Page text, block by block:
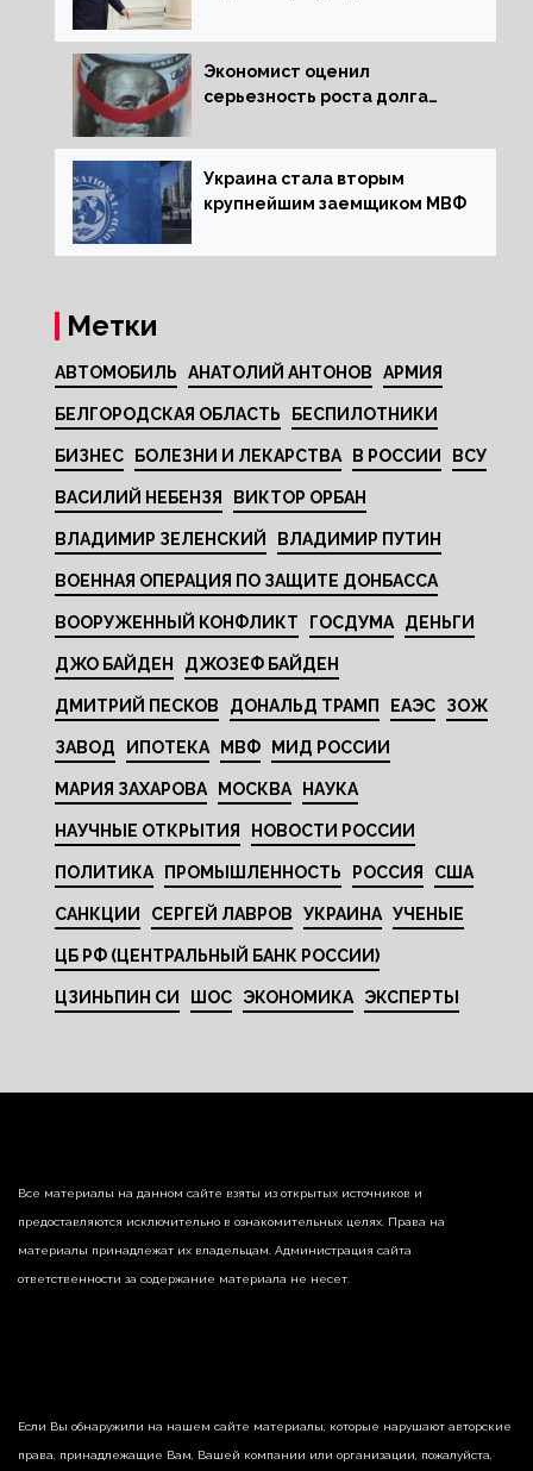
за мир
Экономист оценил
серьезность роста долга
Украина стала вторым
крупнейшим заемщиком МВФ
Метки
АВТОМОБИЛЬ АНАТОЛИЙ АНТОНОВ АРМИЯ
БЕЛГОРОДСКАЯ ОБЛАСТЬ БЕСПИЛОТНИКИ
БИЗНЕС БОЛЕЗНИ И ЛЕКАРСТВА В РОССИИ ВСУ
ВАСИЛИЙ НЕБЕНЗЯ ВИКТОР ОРБАН
ВЛАДИМИР ЗЕЛЕНСКИЙ ВЛАДИМИР ПУТИН
ВОЕННАЯ ОПЕРАЦИЯ ПО ЗАЩИТЕ ДОНБАССА
ВООРУЖЕННЫЙ КОНФЛИКТ ГОСДУМА ДЕНЬГИ
ДЖО БАЙДЕН ДЖОЗЕФ БАЙДЕН
ДМИТРИЙ ПЕСКОВ ДОНАЛЬД ТРАМП ЕАЭС ЗОЖ
ЗАВОД ИПОТЕКА МВФ МИД РОССИИ
МАРИЯ ЗАХАРОВА МОСКВА НАУКА
НАУЧНЫЕ ОТКРЫТИЯ НОВОСТИ РОССИИ
ПОЛИТИКА ПРОМЫШЛЕННОСТЬ РОССИЯ США
САНКЦИИ СЕРГЕЙ ЛАВРОВ УКРАИНА УЧЕНЫЕ
ЦБ РФ (ЦЕНТРАЛЬНЫЙ БАНК РОССИИ)
ЦЗИНЬПИН СИ ШОС ЭКОНОМИКА ЭКСПЕРТЫ
Все материалы на данном сайте взяты из открытых источников и
предоставляются исключительно в ознакомительных целях. Права на
материалы принадлежат их владельцам. Администрация сайта
ответственности за содержание материала не несет.
Если Вы обнаружили на нашем сайте материалы, которые нарушают авторские
права, принадлежащие Вам, Вашей компании или организации, пожалуйста,